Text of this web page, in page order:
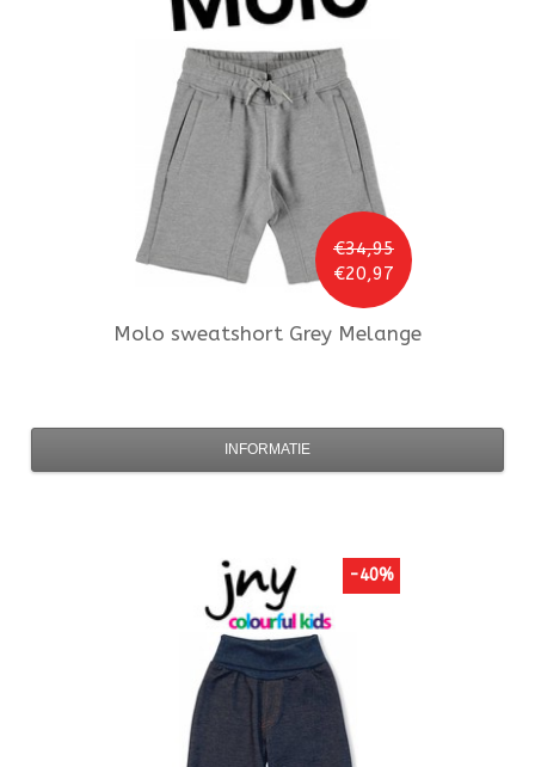
€34,95
€20,97
Molo sweatshort Grey Melange
INFORMATIE
-40%